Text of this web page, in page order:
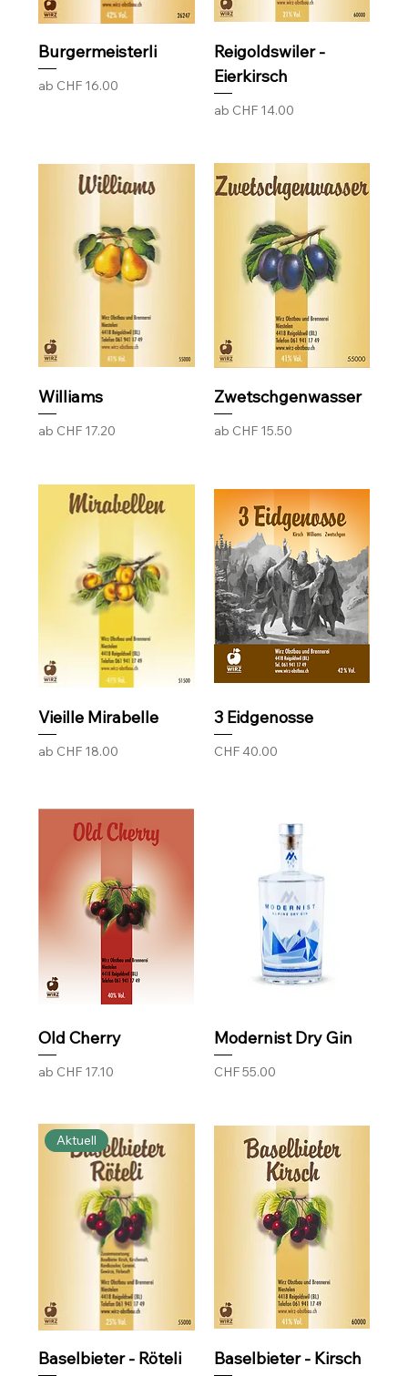
Burgermeisterli
ab CHF 16.00
Sale-Preis
Reigoldswiler -
Eierkirsch
ab CHF 14.00
Sale-Preis
Williams
ab CHF 17.20
Sale-Preis
Zwetschgenwasser
ab CHF 15.50
Sale-Preis
Vieille Mirabelle
ab CHF 18.00
Sale-Preis
3 Eidgenosse
Preis
CHF 40.00
Old Cherry
ab CHF 17.10
Sale-Preis
Modernist Dry Gin
Preis
CHF 55.00
Aktuell
Baselbieter - Röteli Baselbieter - Kirsch